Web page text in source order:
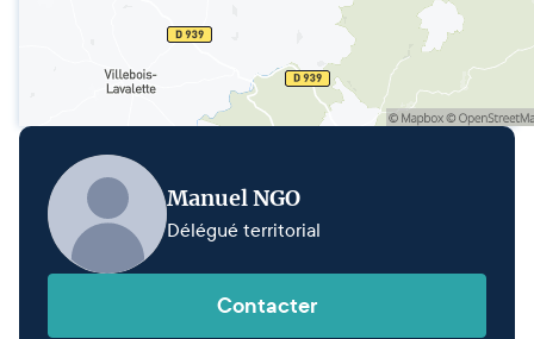
Manuel NGO
Délégué territorial
Contacter